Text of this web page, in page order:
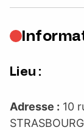
Lieu :
Adresse : 10
STRASBOURG